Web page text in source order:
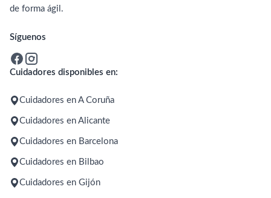
de forma ágil.
Síguenos
Cuidadores disponibles en:
Cuidadores en A Coruña
Cuidadores en Alicante
Cuidadores en Barcelona
Cuidadores en Bilbao
Cuidadores en Gijón